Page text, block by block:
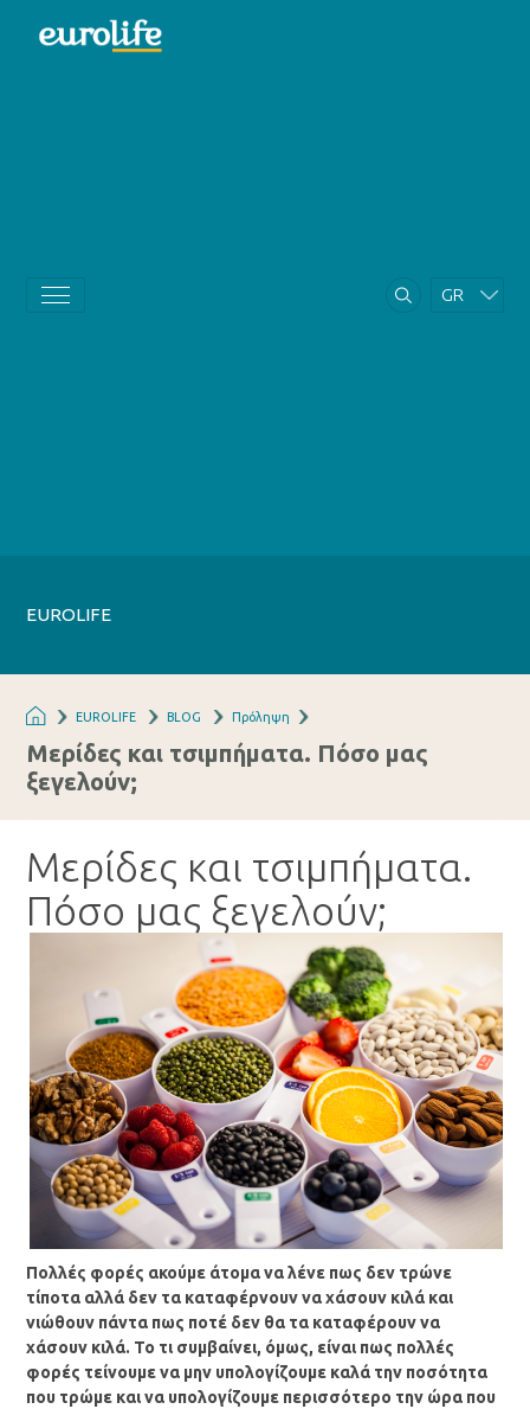
GR
EUROLIFE
EUROLIFE BLOG Πρόληψη
Μερίδες και τσιμπήματα. Πόσο μας
ξεγελούν;
Μερίδες και τσιμπήματα.
Πόσο μας ξεγελούν;
Πολλές φορές ακούμε άτομα να λένε πως δεν τρώνε
τίποτα αλλά δεν τα καταφέρνουν να χάσουν κιλά και
νιώθουν πάντα πως ποτέ δεν θα τα καταφέρουν να
χάσουν κιλά. Το τι συμβαίνει, όμως, είναι πως πολλές
φορές τείνουμε να μην υπολογίζουμε καλά την ποσότητα
που τρώμε και να υπολογίζουμε περισσότερο την ώρα που